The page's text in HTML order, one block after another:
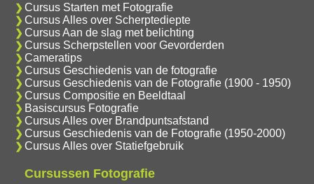
Cursus Starten met Fotografie
Cursus Alles over Scherptediepte
Cursus Aan de slag met belichting
Cursus Scherpstellen voor Gevorderden
Cameratips
Cursus Geschiedenis van de fotografie
Cursus Geschiedenis van de Fotografie (1900 - 1950)
Cursus Compositie en Beeldtaal
Basiscursus Fotografie
Cursus Alles over Brandpuntsafstand
Cursus Geschiedenis van de Fotografie (1950-2000)
Cursus Alles over Statiefgebruik
Cursussen Fotografie